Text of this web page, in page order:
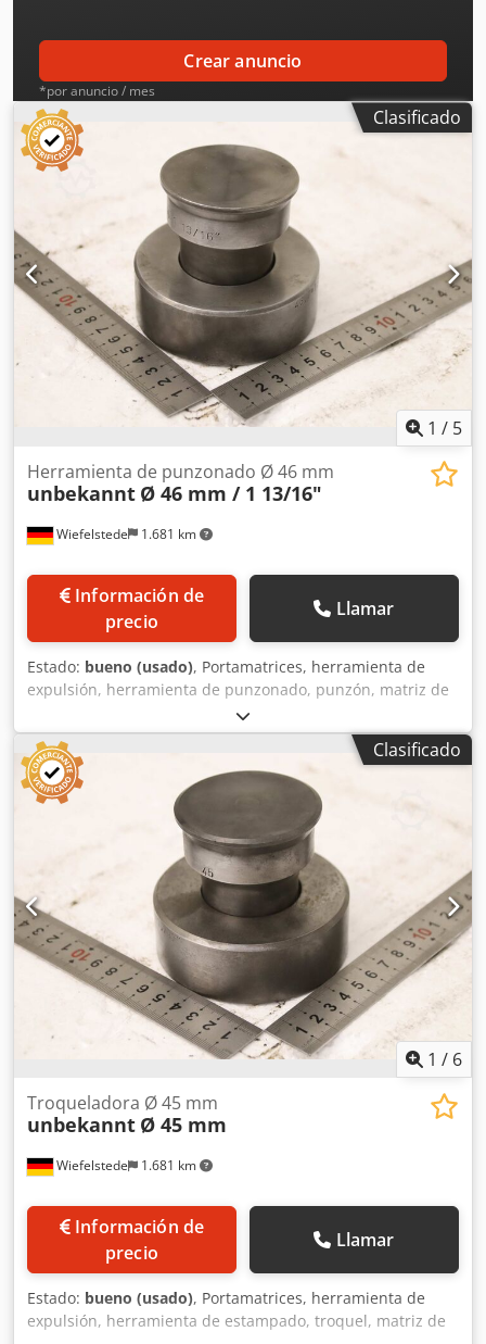
Crear anuncio
*por anuncio / mes
Clasificado
1 / 5
Wiefelstede 1.681 km
Herramienta de punzonado Ø 46 mm
unbekannt Ø 46 mm / 1 13/16"
Información de
precio
Llamar
Estado: bueno (usado), Portamatrices, herramienta de
expulsión, herramienta de punzonado, punzón, matriz de
punzonado, estampador, estampador. -Estampador:
Estampador y matriz, diámetro 46 mm / 1 13/16" -Medidas
de transporte: diámetro 90 x 80 mm Dedpfxjzr Ek No Akcjck
-Peso: 2,2 kg
Clasificado
1 / 6
Wiefelstede 1.681 km
Troqueladora Ø 45 mm
unbekannt Ø 45 mm
Información de
precio
Llamar
Estado: bueno (usado), Portamatrices, herramienta de
expulsión, herramienta de estampado, troquel, matriz de